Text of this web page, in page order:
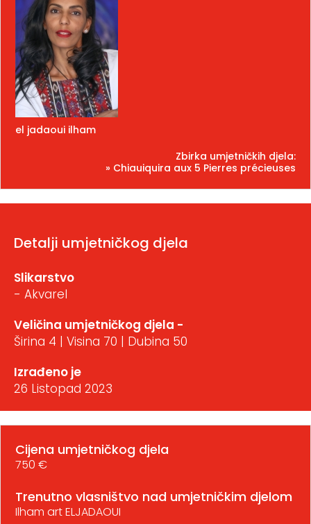
el jadaoui ilham
Zbirka umjetničkih djela:
» Chiauiquira aux 5 Pierres précieuses
Detalji umjetničkog djela
Slikarstvo
- Akvarel
Veličina umjetničkog djela -
Širina 4 | Visina 70 | Dubina 50
Izrađeno je
26 Listopad 2023
Cijena umjetničkog djela
750 €
Trenutno vlasništvo nad umjetničkim djelom
Ilham art ELJADAOUI